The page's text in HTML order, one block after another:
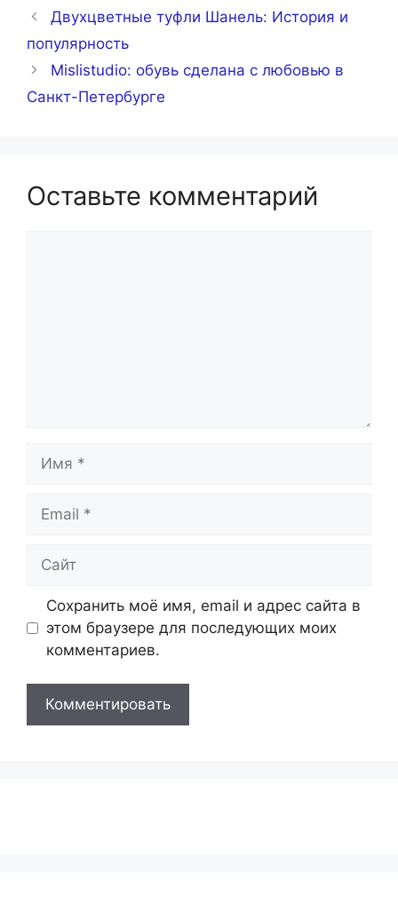
Двухцветные туфли Шанель: История и
популярность
Mislistudio: обувь сделана с любовью в
Санкт-Петербурге
Оставьте комментарий
Сохранить моё имя, email и адрес сайта в
этом браузере для последующих моих
комментариев.